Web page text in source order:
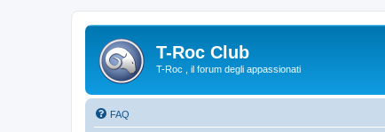
T-Roc Club
T-Roc , il forum degli appassionati
FAQ